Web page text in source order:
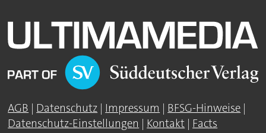
AGB Datenschutz Impressum BFSG-Hinweise
Datenschutz-Einstellungen
Kontakt Facts